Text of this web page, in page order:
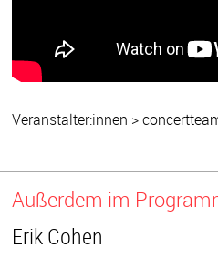
Veranstalter:innen >
Außerdem im
Erik Cohen